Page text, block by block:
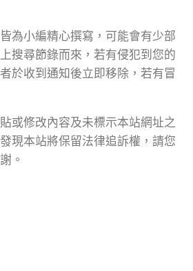
為小編精心撰寫，可能會有少部
搜尋節錄而來，若有侵犯到您的
於收到通知後立即移除，若有冒
或修改內容及未標示本站網址之
現本站將保留法律追訴權，請您
。